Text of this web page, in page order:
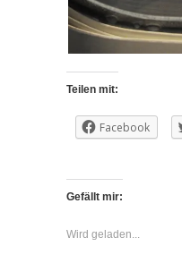
Teilen mit:
Facebook
Gefällt mir:
Wird geladen...